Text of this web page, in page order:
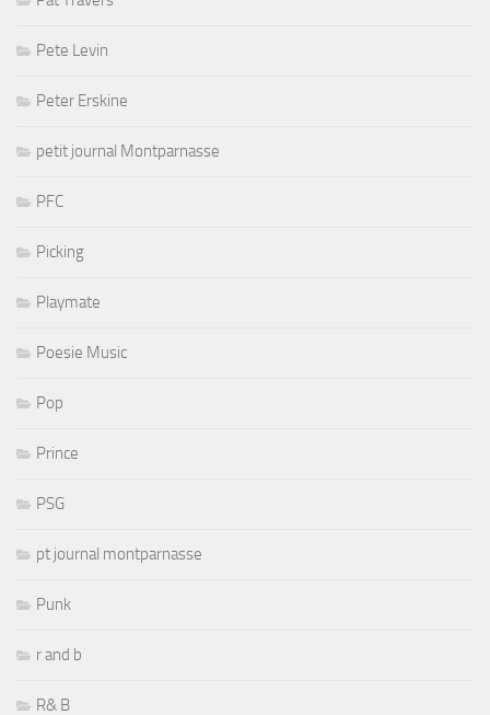
Pete Levin
Peter Erskine
petit journal Montparnasse
PFC
Picking
Playmate
Poesie Music
Pop
Prince
PSG
pt journal montparnasse
Punk
r and b
R& B